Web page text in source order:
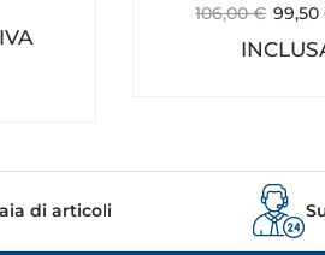
IVA
106,00€ 99,50
di articoli